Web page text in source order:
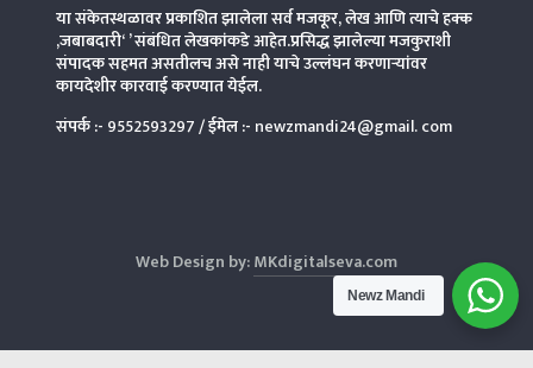
या संकेतस्थळावर प्रकाशित झालेला सर्व मजकूर, लेख आणि त्याचे हक्क
,जबाबदारी‘ ’ संबंधित लेखकांकडे आहेत.प्रसिद्ध झालेल्या मजकुराशी
संपादक सहमत असतीलच असे नाही याचे उल्लंघन करणाऱ्यांवर
कायदेशीर कारवाई करण्यात येईल.
संपर्क :- 9552593297/ ईमेल :- newzmandi24@gmail. com
Web Design by:MKdigitalseva.com
Newz Mandi